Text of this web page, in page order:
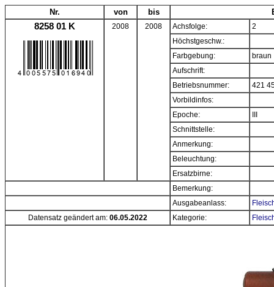
Nr. von bis
8258 01 K 2008 2008 Achsfolge:
2
Höchstgeschw.:
Farbgebung:
braun
Aufschrift:
Betriebsnummer:
421
Vorbildinfos:
Epoche:
Schnittstelle:
Anmerkung:
Beleuchtung:
Ersatzbirne:
Bemerkung:
Ausgabeanlass:
Datensatz geändert am: 06.05.2022 Kategorie: